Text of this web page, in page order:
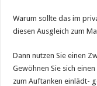
Warum sollte das im
diesen Ausgleich zum
Dann nutzen Sie einen
Gewöhnen Sie sich
zum Auftanken einlädt-